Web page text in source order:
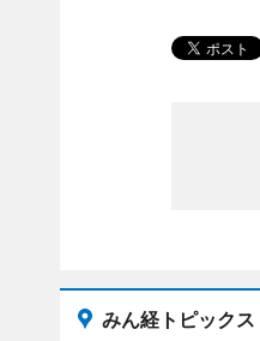
みん経トピックス